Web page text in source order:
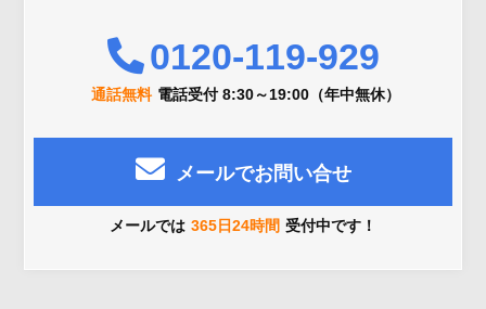
0120-119-929
通話無料 電話受付 8:30～19:00（年中無休）
メールでお問い合せ
メールでは 365日24時間 受付中です！